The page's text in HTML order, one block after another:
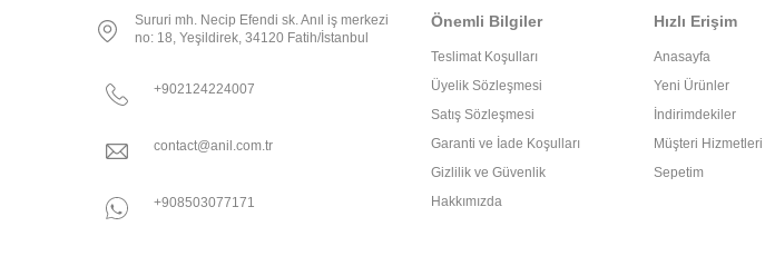
Sururi mh. Necip Efendi sk. Anıl iş merkezi
no: 18, Yeşildirek, 34120 Fatih/İstanbul
+902124224007
contact@anil.com.tr
+908503077171
Önemli Bilgiler
Teslimat Koşulları
Üyelik Sözleşmesi
Satış Sözleşmesi
Garanti ve İade Koşulları
Gizlilik ve Güvenlik
Hakkımızda
Hızlı Erişim
Anasayfa
Yeni Ürünler
İndirimdekiler
Müşteri Hizmetleri
Sepetim